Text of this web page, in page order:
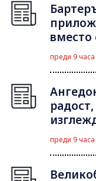
вместо
преди 9 часа
преди 9 часа